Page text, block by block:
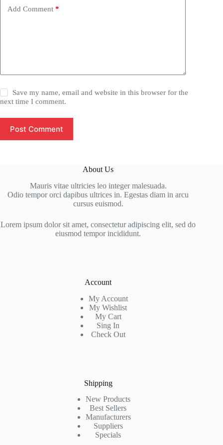
Add Comment *
Save my name, email and website in this browser for the
next time I comment.
Post Comment
About Us
Mauris vitae ultricies leo integer malesuada.
Odio tempor orci dapibus ultrices in. Egestas diam in arcu
cursus euismod.
Lorem ipsum dolor sit amet, consectetur adipiscing elit, sed do
eiusmod tempor incididunt.
Account
My Account
My Wishlist
My Cart
Sing In
Check Out
Shipping
New Products
Best Sellers
Manufacturers
Suppliers
Specials